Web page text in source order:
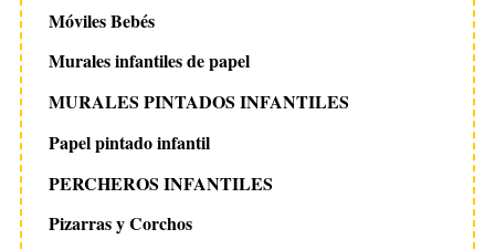
Móviles Bebés
Murales infantiles de papel
MURALES PINTADOS INFANTILES
Papel pintado infantil
PERCHEROS INFANTILES
Pizarras y Corchos